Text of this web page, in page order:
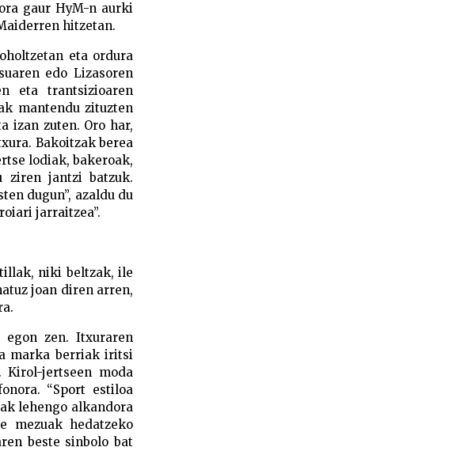
gaur HyM-n aurki
hitzetan.
eta ordura
edo Lizasoren
eta trantsizioaren
mantendu zituzten
izan zuten. Oro har,
Bakoitzak berea
lodiak, bakeroak,
ziren jantzi batzuk.
dugun”, azaldu du
jarraitzea”.
niki beltzak, ile
joan diren arren,
zen. Itxuraren
marka berriak iritsi
Kirol-jertseen moda
“Sport estiloa
lehengo alkandora
mezuak hedatzeko
beste sinbolo bat